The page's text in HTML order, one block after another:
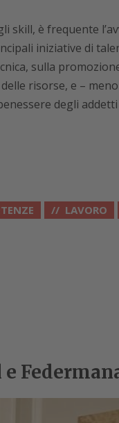
skill, è frequente
iniziative di
sulla
risorse, e –
degli
LAVORO